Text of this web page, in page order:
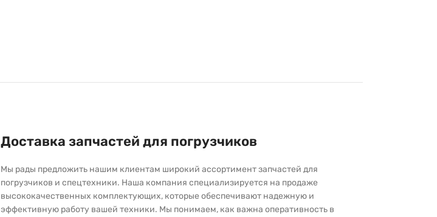
Доставка запчастей для погрузчиков
Мы рады предложить нашим клиентам широкий ассортимент запчастей для
погрузчиков и спецтехники. Наша компания специализируется на продаже
высококачественных комплектующих, которые обеспечивают надежную и
эффективную работу вашей техники. Мы понимаем, как важна оперативность в